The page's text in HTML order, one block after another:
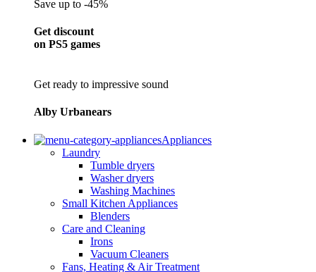
Save up to -45%
Get discount
on PS5 games
Get ready to impressive sound
Alby Urbanears
Appliances
Laundry
Tumble dryers
Washer dryers
Washing Machines
Small Kitchen Appliances
Blenders
Care and Cleaning
Irons
Vacuum Cleaners
Fans, Heating & Air Treatment